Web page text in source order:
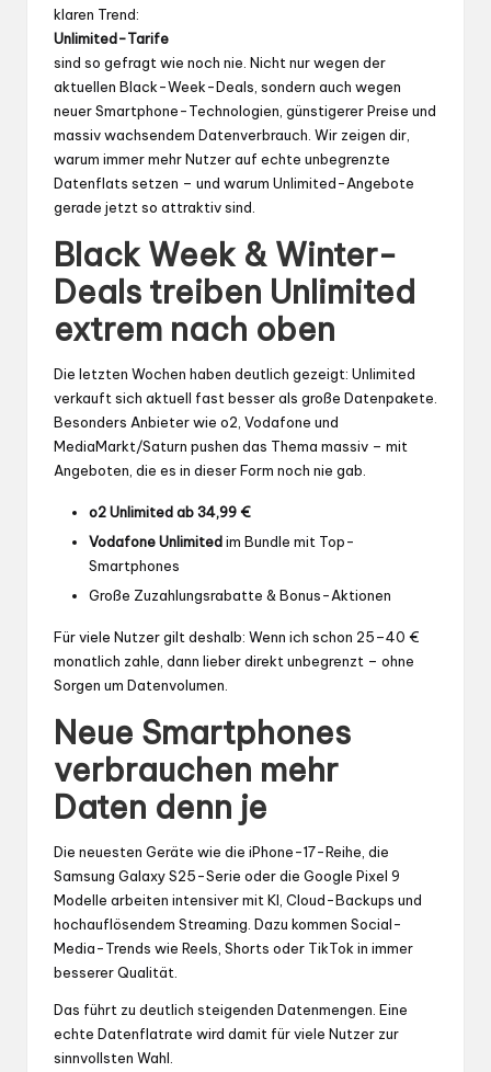
klaren Trend:
Unlimited-Tarife
sind so gefragt wie noch nie. Nicht nur wegen der
aktuellen Black-Week-Deals, sondern auch wegen
neuer Smartphone-Technologien, günstigerer Preise und
massiv wachsendem Datenverbrauch. Wir zeigen dir,
warum immer mehr Nutzer auf echte unbegrenzte
Datenflats setzen – und warum Unlimited-Angebote
gerade jetzt so attraktiv sind.
Black Week & Winter-
Deals treiben Unlimited
extrem nach oben
Die letzten Wochen haben deutlich gezeigt: Unlimited
verkauft sich aktuell fast besser als große Datenpakete.
Besonders Anbieter wie o2, Vodafone und
MediaMarkt/Saturn pushen das Thema massiv – mit
Angeboten, die es in dieser Form noch nie gab.
o2 Unlimited ab 34,99 €
Vodafone Unlimitedim Bundle mit Top-
Smartphones
Große Zuzahlungsrabatte & Bonus-Aktionen
Für viele Nutzer gilt deshalb: Wenn ich schon 25–40 €
monatlich zahle, dann lieber direkt unbegrenzt – ohne
Sorgen um Datenvolumen.
Neue Smartphones
verbrauchen mehr
Daten denn je
Die neuesten Geräte wie die iPhone-17-Reihe, die
Samsung Galaxy S25-Serie oder die Google Pixel 9
Modelle arbeiten intensiver mit KI, Cloud-Backups und
hochauflösendem Streaming. Dazu kommen Social-
Media-Trends wie Reels, Shorts oder TikTok in immer
besserer Qualität.
Das führt zu deutlich steigenden Datenmengen. Eine
echte Datenflatrate wird damit für viele Nutzer zur
sinnvollsten Wahl.